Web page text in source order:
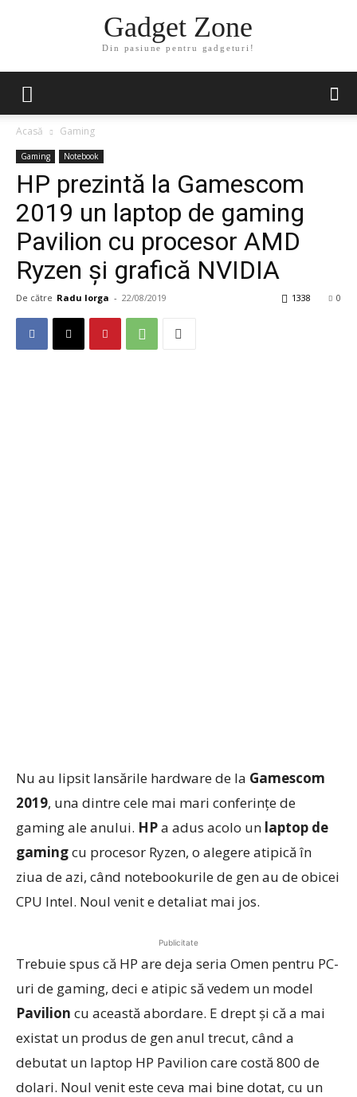
Gadget Zone
Din pasiune pentru gadgeturi!
Acasă Gaming
Gaming Notebook
HP prezintă la Gamescom
2019 un laptop de gaming
Pavilion cu procesor AMD
Ryzen şi grafică NVIDIA
De către Radu Iorga - 22/08/2019 0
1338
Nu au lipsit lansările hardware de la Gamescom
2019, una dintre cele mai mari conferinţe de
gaming ale anului. HPa adus acolo un laptop de
gamingcu procesor Ryzen, o alegere atipică în
ziua de azi, când notebookurile de gen au de obicei
CPU Intel. Noul venit e detaliat mai jos.
Publicitate
Trebuie spus că HP are deja seria Omen pentru PC-
uri de gaming, deci e atipic să vedem un model
Pavilion cu această abordare. E drept şi că a mai
existat un produs de gen anul trecut, când a
debutat un laptop HP Pavilion care costă 800 de
dolari. Noul venit este ceva mai bine dotat, cu un